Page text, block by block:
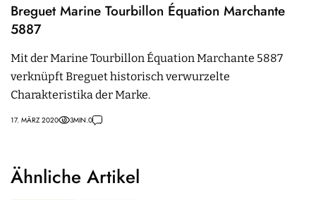
Breguet Marine Tourbillon Équation Marchante
5887
Mit der Marine Tourbillon Équation Marchante 5887
verknüpft Breguet historisch verwurzelte
Charakteristika der Marke.
17. MÄRZ 2020 3MIN.0
Ähnliche Artikel